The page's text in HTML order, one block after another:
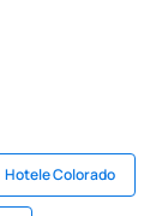
Hotele Colorado